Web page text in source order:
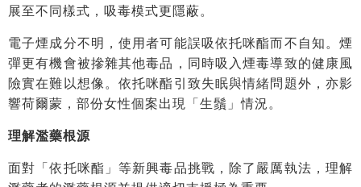
展至不同樣式，吸毒模式更隱蔽。
電子煙成分不明，使用者可能誤吸依托咪酯而不自知。煙
彈更有機會被摻雜其他毒品，同時吸入煙毒導致的健康風
險實在難以想像。依托咪酯引致失眠與情緒問題外，亦影
響荷爾蒙，部份女性個案出現「生鬚」情況。
理解濫藥根源
面對「依托咪酯」等新興毒品挑戰，除了嚴厲執法，理解